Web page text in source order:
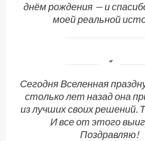
днём рождения — и
моей реальной
Сегодня Вселенная
столько лет назад она
из лучших своих решений.
И все от этого
Поздравляю!